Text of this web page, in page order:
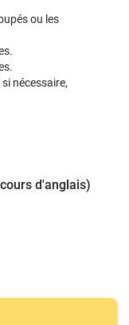
ou les
nécessaire,
d'anglais)